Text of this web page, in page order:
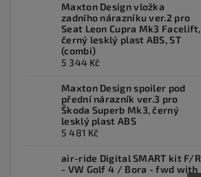
Maxton Design vložka
zadního nárazníku ver.2 pro
Seat Leon Cupra Mk3 Facelift,
černý lesklý plast ABS, ST
(combi)
5 344 Kč
Maxton Design spoiler pod
přední nárazník ver.3 pro
Škoda Superb Mk3, černý
lesklý plast ABS
5 481 Kč
air-ride Digital SMART kit F/R
- VW Golf 4 / Bora - fwd with